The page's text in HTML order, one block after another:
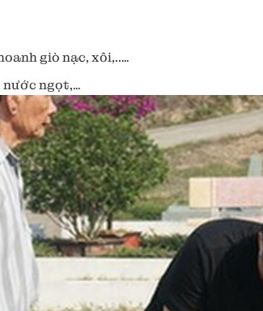
giò nạc, xôi,..…
nước ngọt,…